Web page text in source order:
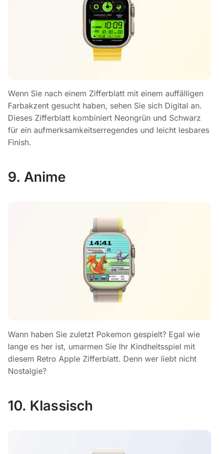
Wenn Sie nach einem Zifferblatt mit einem auffälligen
Farbakzent gesucht haben, sehen Sie sich Digital an.
Dieses Zifferblatt kombiniert Neongrün und Schwarz
für ein aufmerksamkeitserregendes und leicht lesbares
Finish.
9. Anime
Wann haben Sie zuletzt Pokemon gespielt? Egal wie
lange es her ist, umarmen Sie Ihr Kindheitsspiel mit
diesem Retro Apple Zifferblatt. Denn wer liebt nicht
Nostalgie?
10. Klassisch